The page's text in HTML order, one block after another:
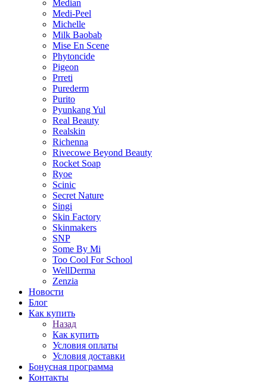
Median
Medi-Peel
Michelle
Milk Baobab
Mise En Scene
Phytoncide
Pigeon
Prreti
Purederm
Purito
Pyunkang Yul
Real Beauty
Realskin
Richenna
Rivecowe Beyond Beauty
Rocket Soap
Ryoe
Scinic
Secret Nature
Singi
Skin Factory
Skinmakers
SNP
Some By Mi
Too Cool For School
WellDerma
Zenzia
Новости
Блог
Как купить
Назад
Как купить
Условия оплаты
Условия доставки
Бонусная программа
Контакты